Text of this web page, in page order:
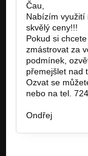
Čau,
Nabízím využití
skvělý ceny!!!
Pokud si
zmástrovat za
podmínek,
přemejšlet nad
Ozvat se
nebo na tel.
Ondřej